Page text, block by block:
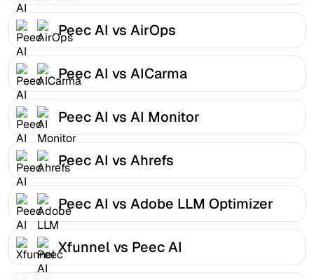
Peec AI vs AirOps
Peec AI vs AICarma
Peec AI vs AI Monitor
Peec AI vs Ahrefs
Peec AI vs Adobe LLM Optimizer
Xfunnel vs Peec AI